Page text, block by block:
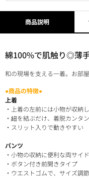
商品説明
綿100%で肌触り◎薄
和の現場を支える一着。お部
●商品の特徴●
上着
・上着の左前には小物が収納
・紐を結ぶだけ、着脱カンタン
・スリット入りで動きやすい
パンツ
・小物の収納に便利な両サイ
・ボタン付き前開きタイプ
・ウエストゴムで、サイズ調